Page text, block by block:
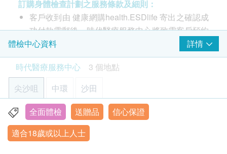
$1,000扣減優惠 (不可與優惠碼疊加使用)
癌抗原15.3 (乳房)
2 重點項目
心臟檢查 重點項目
靜臥心電圖
肺功能 重點項目
胸肺X光片
定中心進行檢查)
HK$ 2,100.0
超薄子宮頸細胞抹片檢查
除可檢查子宮頸癌前期病變外，亦可知是否有其他婦科隱患，
如柏氏抹片發炎。 (只限有性經驗女性)
HK$500.0
【特別優惠】複合糞便DNA檢測 (23種)
糞便DNA檢測比傳統顯微鏡更靈敏準確，能偵測微量寄生蟲並
精準辨識品種，同時可篩查腸道病毒與幽門螺旋桿菌，確保治
療對症下藥。
50% off
- 每位驗身者加送一項超聲波檢查 (5選1): 前列腺 或
乳房 或 盆腔(子宮、卵巢、膀胱）或 甲狀腺 或 頸動
脈
- 每位驗身者加送二項癌症指標測試(7選2): 艾柏斯坦
氏病毒全面抗體(鼻咽) 或 甲種胚胎蛋白(肝) 或 癌胚抗
原(結腸) 或 癌抗原 19.9 (胰臟) 或 前列腺癌抗原 或 癌
抗原125 (卵巢) 或 癌抗原15.3 (乳房)
此計劃包括血液檢查、血脂、肝功能、腎功能、泌尿
情況、血糖、炎症指標、甲狀腺、額外贈送1項超聲
訂購身體檢查計劃之服務條款及細則：
客戶收到由 健康網購health.ESDlife 寄出之確認成
功付款電郵後，時代醫療服務中心將致電客戶預約
身體檢查的時間及地點。
時代醫療服務中心 - 預約或查詢：3585 8533
客戶必須於預約當天出示身份證及列印訂購確認信
以確認身份。
身體檢查服務計劃有效期為6個月，客戶必須於6個
月內 (由確認付款日期起計) 接受有關服務，逾期作
廢。
訂購一經確認，不設退款。
體檢中心資料
詳情
時代醫療服務中心
3 個地點
尖沙咀
中環 沙田
香港九龍尖沙咀彌敦道26號1302-1305室
顯示地圖
全面體檢 送贈品
信心保證
適合18歲或以上人士